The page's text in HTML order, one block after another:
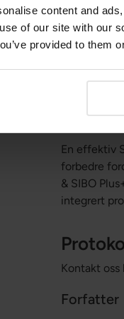
content and
of our site with our
provided to them
SIBO lider
Quercetin
som kan
En effektiv
forbedre
& SIBO
integrert
Kontakt
Forfatter